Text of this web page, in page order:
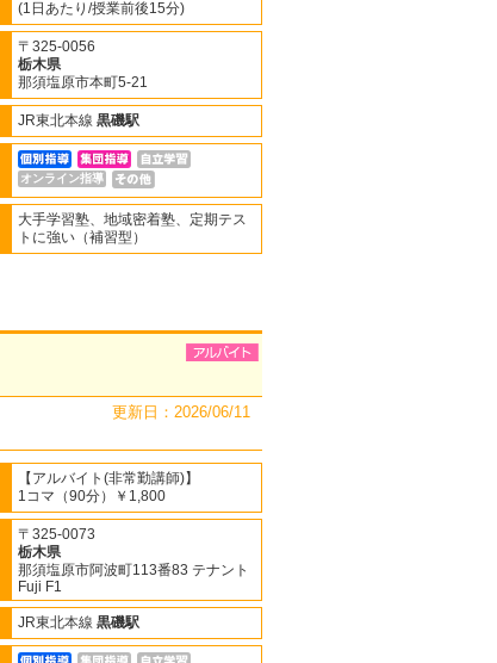
(1日あたり/授業前後15分)
〒325-0056
栃木県
那須塩原市本町5-21
JR東北本線 黒磯駅
オンライン指導
大手学習塾、地域密着塾、定期テス
トに強い（補習型）
更新日：2026/06/11
【アルバイト(非常勤講師)】
1コマ（90分）￥1,800
〒325-0073
栃木県
那須塩原市阿波町113番83 テナント
Fuji F1
JR東北本線 黒磯駅